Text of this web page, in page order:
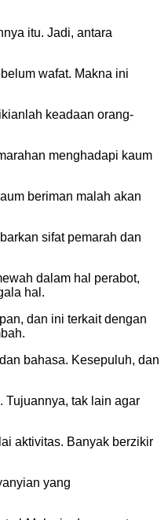
itu. Jadi, antara
wafat. Makna ini
keadaan orang-
menghadapi kaum
beriman malah akan
sifat pemarah dan
dalam hal perabot,
hal.
dan ini terkait dengan
bahasa. Kesepuluh, dan
Tujuannya, tak lain agar
aktivitas. Banyak berzikir
yang